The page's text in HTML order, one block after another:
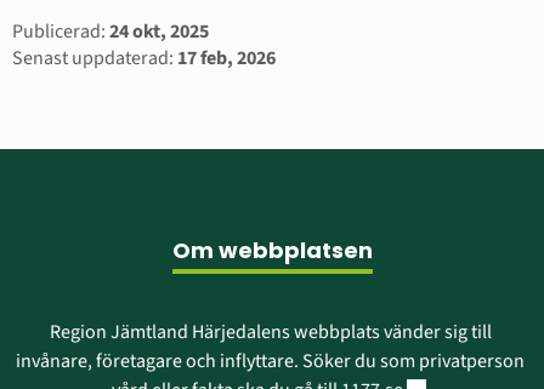
Sidinformation
Publicerad:24 okt, 2025
Senast uppdaterad: 17 feb, 2026
Om webbplatsen
Region Jämtland Härjedalens webbplats vänder sig till
invånare, företagare och inflyttare. Söker du som privatperson